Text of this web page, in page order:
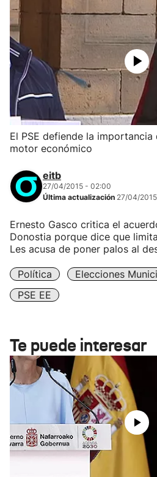
El PSE defiende la
motor económico
eitb
27/04/2015 - 02:00
Última actualización 27/04/
Ernesto Gasco critica el
Donostia porque dice que
Les acusa de poner palos al
Política
Elecciones
PSE EE
Te puede interesar